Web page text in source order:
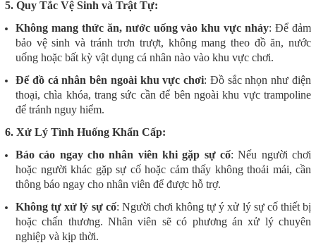
5. Quy Tắc Vệ Sinh và Trật Tự:
Không mang thức ăn, nước uống vào khu vực nhảy: Để đảm
bảo vệ sinh và tránh trơn trượt, không mang theo đồ ăn, nước
uống hoặc bất kỳ vật dụng cá nhân nào vào khu vực chơi.
Để đồ cá nhân bên ngoài khu vực chơi: Đồ sắc nhọn như điện
thoại, chìa khóa, trang sức cần để bên ngoài khu vực trampoline
để tránh nguy hiểm.
6. Xử Lý Tình Huống Khẩn Cấp:
Báo cáo ngay cho nhân viên khi gặp sự cố: Nếu người chơi
hoặc người khác gặp sự cố hoặc cảm thấy không thoải mái, cần
thông báo ngay cho nhân viên để được hỗ trợ.
Không tự xử lý sự cố: Người chơi không tự ý xử lý sự cố thiết bị
hoặc chấn thương. Nhân viên sẽ có phương án xử lý chuyên
nghiệp và kịp thời.